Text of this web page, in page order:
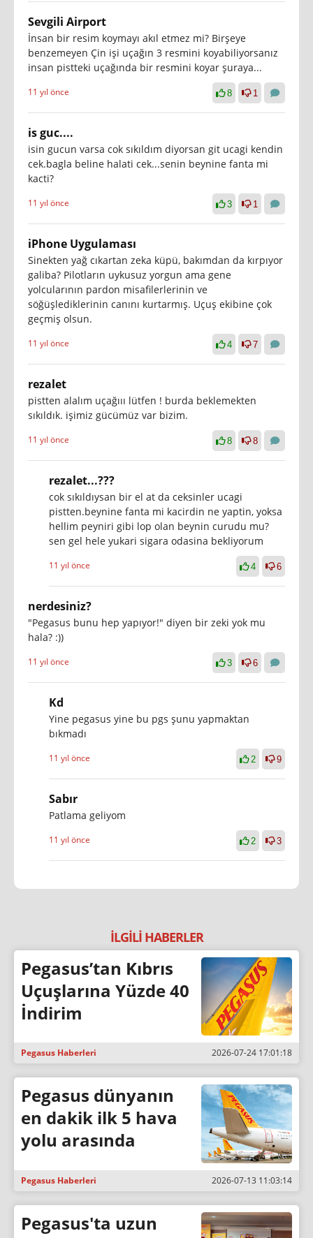
Sevgili Airport
İnsan bir resim koymayı akıl etmez mi? Birşeye
benzemeyen Çin işi uçağın 3 resmini koyabiliyorsanız
insan pistteki uçağında bir resmini koyar şuraya...
11 yıl önce 8 1
is guc....
isin gucun varsa cok sıkıldım diyorsan git ucagi kendin
cek.bagla beline halati cek...senin beynine fanta mi
kacti?
11 yıl önce 3 1
iPhone Uygulaması
Sinekten yağ cıkartan zeka küpü, bakımdan da kırpıyor
galiba? Pilotların uykusuz yorgun ama gene
yolcularının pardon misafilerlerinin ve
söğüşlediklerinin canını kurtarmış. Uçuş ekibine çok
geçmiş olsun.
11 yıl önce 4 7
rezalet
pistten alalım uçağııı lütfen ! burda beklemekten
sıkıldık. işimiz gücümüz var bizim.
11 yıl önce 8 8
rezalet...???
cok sıkıldıysan bir el at da ceksinler ucagi
pistten.beynine fanta mi kacirdin ne yaptin, yoksa
hellim peyniri gibi lop olan beynin curudu mu?
sen gel hele yukari sigara odasina bekliyorum
11 yıl önce 4 6
nerdesiniz?
"Pegasus bunu hep yapıyor!" diyen bir zeki yok mu
hala? :))
11 yıl önce 3 6
Kd
Yine pegasus yine bu pgs şunu yapmaktan
bıkmadı
11 yıl önce 2 9
Sabır
Patlama geliyom
11 yıl önce 2 3
İLGİLİ HABERLER
Pegasus’tan Kıbrıs
Uçuşlarına Yüzde 40
İndirim
Pegasus Haberleri 2026-07-24 17:01:18
Pegasus dünyanın
en dakik ilk 5 hava
yolu arasında
Pegasus Haberleri 2026-07-13 11:03:14
Pegasus'ta uzun